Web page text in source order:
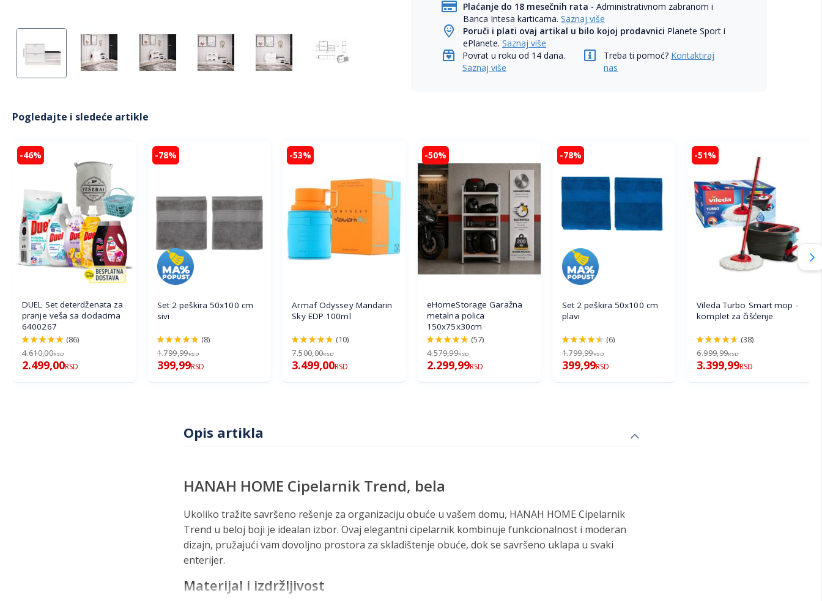
Plaćanje do 18 mesečnih rata - Administrativnom zabranom i
Banca Intesa karticama.Saznaj više
Poruči i plati ovaj artikal u bilo kojoj prodavnici Planete Sport i
ePlanete.Saznaj više
Povrat u roku od 14 dana.
Saznaj više
Treba ti pomoć? Kontaktiraj
nas
Pogledajte i sledeće artikle
-46%
DUEL Set deterdženata za
pranje veša sa dodacima
6400267
98%
(86)
4.610,00RSD
2.499,00RSD
-78%
Set 2 peškira 50x100 cm
sivi
96%
(8)
1.799,99RSD
399,99RSD
-53%
Armaf Odyssey Mandarin
Sky EDP 100ml
94%
(10)
7.500,00RSD
3.499,00RSD
-50%
eHomeStorage Garažna
metalna polica
150x75x30cm
96%
(57)
4.579,99RSD
2.299,99RSD
-78%
Set 2 peškira 50x100 cm
plavi
90%
(6)
1.799,99RSD
399,99RSD
-51%
Vileda Turbo Smart mop -
komplet za čišćenje
92%
(38)
6.999,99RSD
3.399,99RSD
Opis artikla
HANAH HOME Cipelarnik Trend, bela
Ukoliko tražite savršeno rešenje za organizaciju obuće u vašem domu, HANAH HOME Cipelarnik
Trend u beloj boji je idealan izbor. Ovaj elegantni cipelarnik kombinuje funkcionalnost i moderan
dizajn, pružajući vam dovoljno prostora za skladištenje obuće, dok se savršeno uklapa u svaki
enterijer.
Materijal i izdržljivost